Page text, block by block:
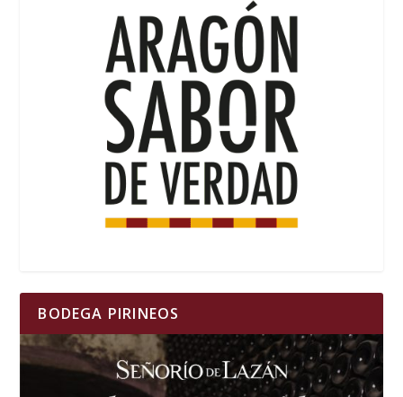
BODEGA PIRINEOS